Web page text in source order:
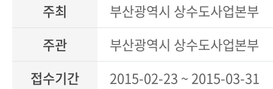
주최
부산광역시 상수도사업본부
주관
부산광역시 상수도사업본부
접수기간
2015-02-23 ~ 2015-03-31